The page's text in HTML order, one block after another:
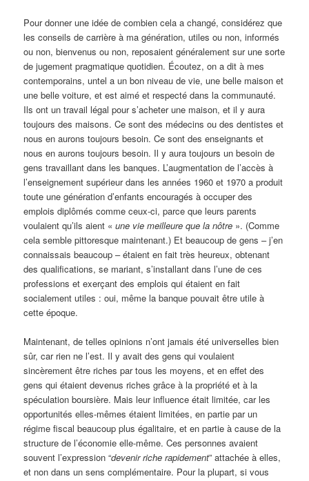
Pour donner une idée de combien cela a changé, considérez que
les conseils de carrière à ma génération, utiles ou non, informés
ou non, bienvenus ou non, reposaient généralement sur une sorte
de jugement pragmatique quotidien. Écoutez, on a dit à mes
contemporains, untel a un bon niveau de vie, une belle maison et
une belle voiture, et est aimé et respecté dans la communauté.
Ils ont un travail légal pour s’acheter une maison, et il y aura
toujours des maisons. Ce sont des médecins ou des dentistes et
nous en aurons toujours besoin. Ce sont des enseignants et
nous en aurons toujours besoin. Il y aura toujours un besoin de
gens travaillant dans les banques. L’augmentation de l’accès à
l’enseignement supérieur dans les années 1960 et 1970 a produit
toute une génération d’enfants encouragés à occuper des
emplois diplômés comme ceux-ci, parce que leurs parents
voulaient qu’ils aient «une vie meilleure que la nôtre ». (Comme
cela semble pittoresque maintenant.) Et beaucoup de gens – j’en
connaissais beaucoup – étaient en fait très heureux, obtenant
des qualifications, se mariant, s’installant dans l’une de ces
professions et exerçant des emplois qui étaient en fait
socialement utiles : oui, même la banque pouvait être utile à
cette époque.
Maintenant, de telles opinions n’ont jamais été universelles bien
sûr, car rien ne l’est. Il y avait des gens qui voulaient
sincèrement être riches par tous les moyens, et en effet des
gens qui étaient devenus riches grâce à la propriété et à la
spéculation boursière. Mais leur influence était limitée, car les
opportunités elles-mêmes étaient limitées, en partie par un
régime fiscal beaucoup plus égalitaire, et en partie à cause de la
structure de l’économie elle-même. Ces personnes avaient
souvent l’expression “devenir riche rapidement” attachée à elles,
et non dans un sens complémentaire. Pour la plupart, si vous